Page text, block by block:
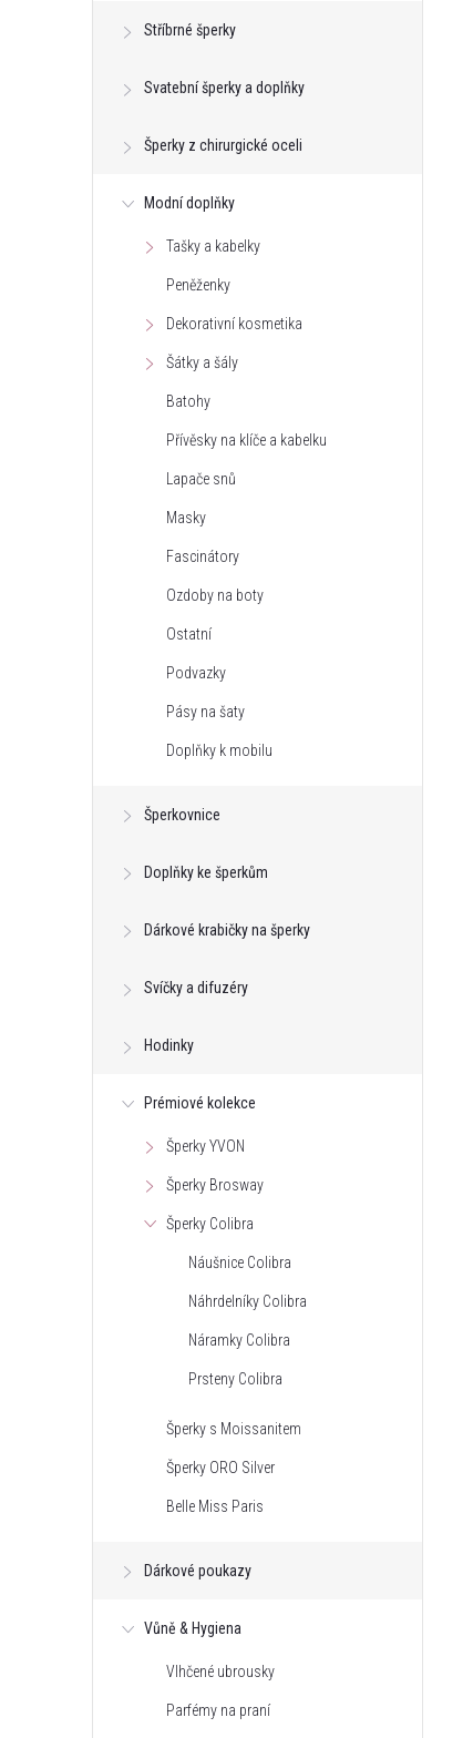
Stříbrné šperky
Svatební šperky a doplňky
Šperky z chirurgické oceli
Modní doplňky
Tašky a kabelky
Peněženky
Dekorativní kosmetika
Šátky a šály
Batohy
Přívěsky na klíče a kabelku
Lapače snů
Masky
Fascinátory
Ozdoby na boty
Ostatní
Podvazky
Pásy na šaty
Doplňky k mobilu
Šperkovnice
Doplňky ke šperkům
Dárkové krabičky na šperky
Svíčky a difuzéry
Hodinky
Prémiové kolekce
Šperky YVON
Šperky Brosway
Šperky Colibra
Náušnice Colibra
Náhrdelníky Colibra
Náramky Colibra
Prsteny Colibra
Šperky s Moissanitem
Šperky ORO Silver
Belle Miss Paris
Dárkové poukazy
Vůně & Hygiena
Vlhčené ubrousky
Parfémy na praní